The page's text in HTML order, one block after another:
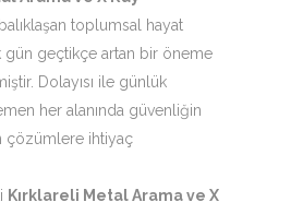
toplumsal hayat
gün geçtikçe artan bir öneme
Dolayısı ile günlük
her alanında güvenliğin
çözümlere ihtiyaç
Kırklareli Metal Arama ve X